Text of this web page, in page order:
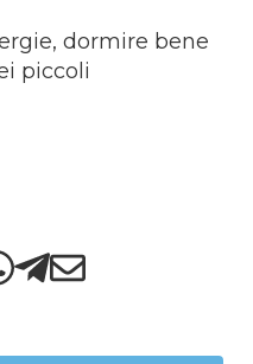
dormire bene
piccoli